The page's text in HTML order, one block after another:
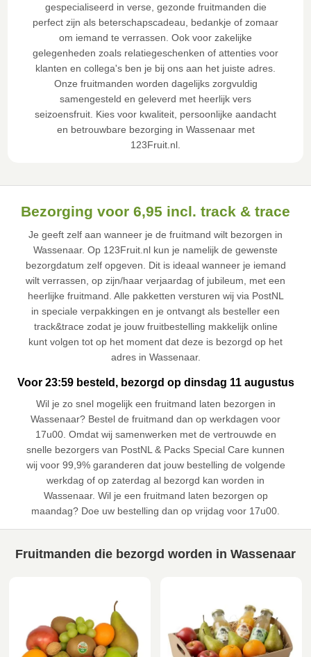
gespecialiseerd in verse, gezonde fruitmanden die
perfect zijn als beterschapscadeau, bedankje of zomaar
om iemand te verrassen. Ook voor zakelijke
gelegenheden zoals relatiegeschenken of attenties voor
klanten en collega's ben je bij ons aan het juiste adres.
Onze fruitmanden worden dagelijks zorgvuldig
samengesteld en geleverd met heerlijk vers
seizoensfruit. Kies voor kwaliteit, persoonlijke aandacht
en betrouwbare bezorging in Wassenaar met
123Fruit.nl.
Bezorging voor 6,95 incl. track & trace
Je geeft zelf aan wanneer je de fruitmand wilt bezorgen in
Wassenaar. Op 123Fruit.nl kun je namelijk de gewenste
bezorgdatum zelf opgeven. Dit is ideaal wanneer je iemand
wilt verrassen, op zijn/haar verjaardag of jubileum, met een
heerlijke fruitmand. Alle pakketten versturen wij via PostNL
in speciale verpakkingen en je ontvangt als besteller een
track&trace zodat je jouw fruitbestelling makkelijk online
kunt volgen tot op het moment dat deze is bezorgd op het
adres in Wassenaar.
Voor 23:59 besteld, bezorgd op dinsdag 11 augustus
Wil je zo snel mogelijk een fruitmand laten bezorgen in
Wassenaar? Bestel de fruitmand dan op werkdagen voor
17u00. Omdat wij samenwerken met de vertrouwde en
snelle bezorgers van PostNL & Packs Special Care kunnen
wij voor 99,9% garanderen dat jouw bestelling de volgende
werkdag of op zaterdag al bezorgd kan worden in
Wassenaar. Wil je een fruitmand laten bezorgen op
maandag? Doe uw bestelling dan op vrijdag voor 17u00.
Fruitmanden die bezorgd worden in Wassenaar